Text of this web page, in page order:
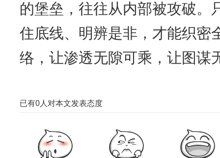
的堡垒，往往从内部被攻破。
住底线、明辨是非，才能织密
络，让渗透无隙可乘，让图谋
已有0 人对本文发表态度